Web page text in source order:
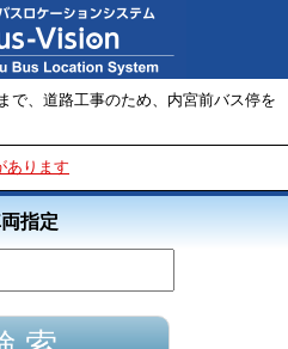
で、道路工事のため、内宮前バス停を
あります
指定